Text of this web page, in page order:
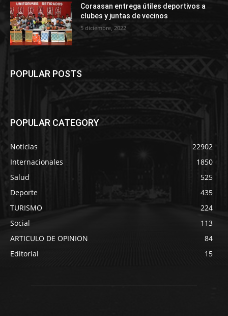
Coraasan entrega útiles deportivos a
clubes y juntas de vecinos
5 diciembre, 2022
POPULAR POSTS
POPULAR CATEGORY
Noticias
22902
Internacionales
1850
Salud
525
Deporte
435
TURISMO
224
Social
113
ARTICULO DE OPINION
84
Editorial
15